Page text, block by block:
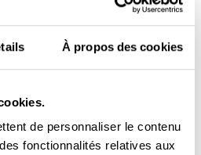
À propos des cookies
de personnaliser le contenu
fonctionnalités relatives aux
Vader stond bij het
uiterst voorzichtig en
dat ze moest
werden meestal naar